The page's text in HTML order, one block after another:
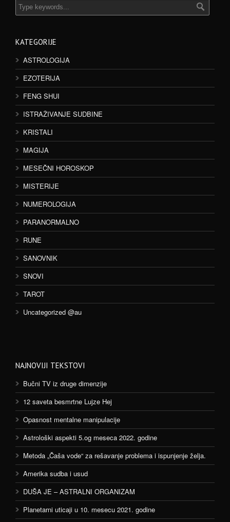
KATEGORIJE
ASTROLOGIJA
EZOTERIJA
FENG SHUI
ISTRAŽIVANJE SUDBINE
KRISTALI
MAGIJA
MESEČNI HOROSKOP
MISTERIJE
NUMEROLOGIJA
PARANORMALNO
RUNE
SANOVNIK
SNOVI
TAROT
Uncategorized @au
NAJNOVIJI TEKSTOVI
Bučni TV iz druge dimenzije
12 saveta besmrtne Lujze Hej
Opasnost mentalne manipulacije
Astrološki aspekti 5.og meseca 2022. godine
Metoda „Čaša vode“ za rešavanje problema i ispunjenje želja.
Amerika sudba i usud
DUŠA JE – ASTRALNI ORGANIZAM
Planetarni uticaji u 10. mesecu 2021. godine